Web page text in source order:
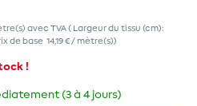
avec TVA( Largeur du tissu (cm):
de base 14,19 € / mètre(s))
!
(3 à 4 jours)